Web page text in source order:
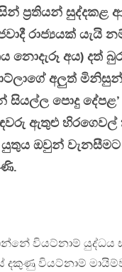
ප්‍රතියන් සුද්දකළ
රාජ්‍යයක් යැයි
නොදැරූ අය) දත්
අලුත් මිනිසුන්
සියල්ල පොදු
ඇතුළු හිරගෙවල්
ඔවුන් වැනසීමට
වියට්නාම් යුද්ධය
වියට්නාම්